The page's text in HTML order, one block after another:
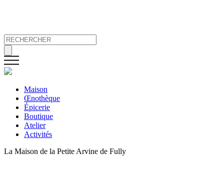
Maison
Œnothèque
Épicerie
Boutique
Atelier
Activités
La Maison de la Petite Arvine de Fully